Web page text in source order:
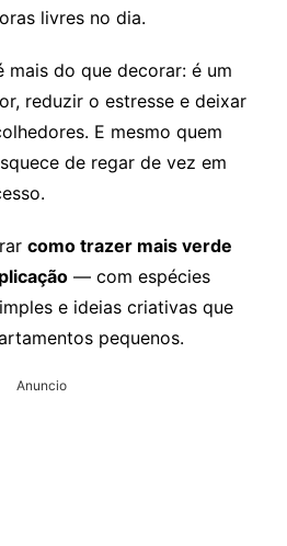
livres no dia.
mais do que decorar: é um
reduzir o estresse e deixar
E mesmo quem
de regar de vez em
como trazer mais verde
— com espécies
e ideias criativas que
pequenos.
Anuncio